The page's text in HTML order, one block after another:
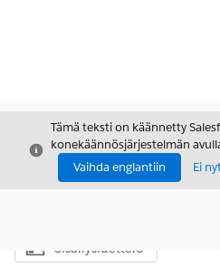
Sulje
Tämä teksti on käännetty
konekäännösjärjestelmän
Vaihda englantiin
Ei
Näytä sisällysluettelo
Sisällysluettelo